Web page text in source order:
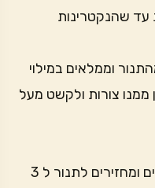
נמוכה כ 5 דקות עד שהנקטרינות
וממלאים במילוי
צורות ולקשט מעל
מוציאים ומקשטים בשקדים פרוסים ומחזירים לתנור ל 3